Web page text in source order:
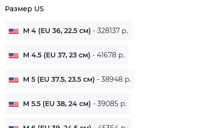
Размер US
M 4 (EU 36, 22.5 см) - 328137 р.
M 4.5 (EU 37, 23 см) - 41678 р.
M 5 (EU 37.5, 23.5 см) - 38948 р.
M 5.5 (EU 38, 24 см) - 39085 р.